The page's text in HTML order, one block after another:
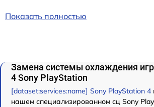
Показать полностью
Замена системы охлаждения
4 Sony PlayStation
[dataset:services:name] Sony PlayStation 4
нашем специализированном сц Sony